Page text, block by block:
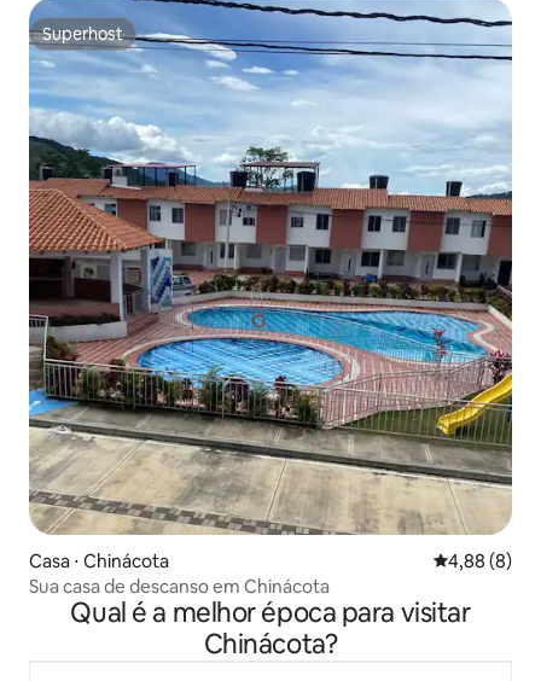
Superhost
Superhost
Casa ⋅ Chinácota 4,88 de uma
4,88 (8)
Sua casa de descanso em Chinácota
Qual é a melhor época para visitar
Chinácota?